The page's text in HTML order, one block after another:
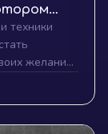
техники
желаниях